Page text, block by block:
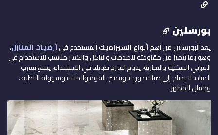
بورسلين
يعد البورسلين من أهمأنواع السيراميكالمستخدم فيأرضيات المنازل،
وهو بما يتميز من مقاومته للصدمات والتآكل والكسر مناسب للاستخدام في
المباني السكنية والتجارية، يدوم لفترة طويلة في الاستخدام، يمنع تسرب
المياه، لا يحتاج إلى صيانة دورية، ويتميز بالقوة والمتانة وسهولة التنظيف
وجمال المظهر.